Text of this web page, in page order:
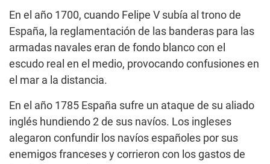
En el año 1700, cuando Felipe V subía al trono de
España, la reglamentación de las banderas para las
armadas navales eran de fondo blanco con el
escudo real en el medio, provocando confusiones en
el mar a la distancia.
En el año 1785 España sufre un ataque de su aliado
inglés hundiendo 2 de sus navíos. Los ingleses
alegaron confundir los navíos españoles por sus
enemigos franceses y corrieron con los gastos de